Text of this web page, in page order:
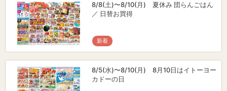
8/8(土)〜8/10(月) 夏休み 団らんごはん
／ 日替お買得
新着
8/5(水)〜8/10(月) 8月10日はイトーヨー
カドーの日